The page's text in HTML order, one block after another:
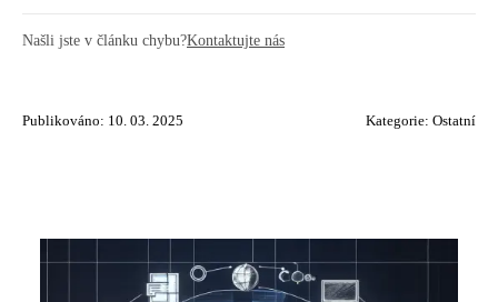
Našli jste v článku chybu?Kontaktujte nás
Publikováno: 10. 03. 2025 Kategorie: Ostatní